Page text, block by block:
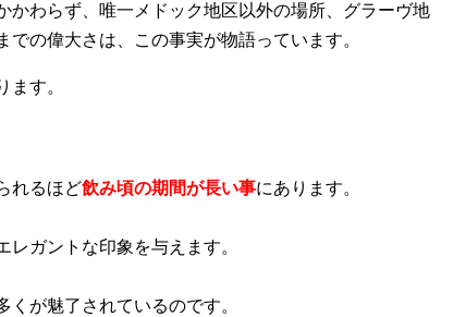
わらず、唯一メドック地区以外の場所、グラーヴ地
の偉大さは、この事実が物語っています。
す。
れるほど飲み頃の期間が長い事にあります。
ガントな印象を与えます。
が魅了されているのです。